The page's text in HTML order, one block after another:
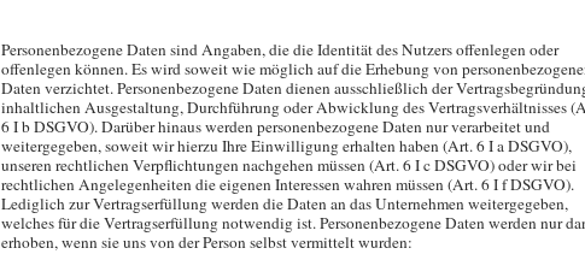
Personenbezogene Daten sind Angaben, die die Identität des Nutzers offenlegen oder
offenlegen können. Es wird soweit wie möglich auf die Erhebung von
Daten verzichtet. Personenbezogene Daten dienen ausschließlich der
inhaltlichen Ausgestaltung, Durchführung oder Abwicklung des Vertragsverhältnisses
6 I b DSGVO). Darüber hinaus werden personenbezogene Daten nur verarbeitet und
weitergegeben, soweit wir hierzu Ihre Einwilligung erhalten haben (Art. 6 I a DSGVO),
unseren rechtlichen Verpflichtungen nachgehen müssen (Art. 6 I c DSGVO) oder wir bei
rechtlichen Angelegenheiten die eigenen Interessen wahren müssen (Art. 6 I f DSGVO).
Lediglich zur Vertragserfüllung werden die Daten an das Unternehmen weitergegeben,
welches für die Vertragserfüllung notwendig ist. Personenbezogene Daten werden nur
erhoben, wenn sie uns von der Person selbst vermittelt wurden: